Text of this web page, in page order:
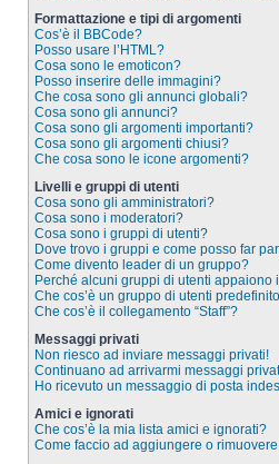
Formattazione e tipi di argomenti
Cos’è il BBCode?
Posso usare l’HTML?
Cosa sono le emoticon?
Posso inserire delle immagini?
Che cosa sono gli annunci globali?
Cosa sono gli annunci?
Cosa sono gli argomenti importanti?
Cosa sono gli argomenti chiusi?
Che cosa sono le icone argomenti?
Livelli e gruppi di utenti
Cosa sono gli amministratori?
Cosa sono i moderatori?
Cosa sono i gruppi di utenti?
Dove trovo i gruppi e come posso far
Come divento leader di un gruppo?
Perché alcuni gruppi di utenti appaiono
Che cos’è un gruppo di utenti
Che cos’è il collegamento “Staff”?
Messaggi privati
Non riesco ad inviare messaggi privati!
Continuano ad arrivarmi messaggi
Ho ricevuto un messaggio di posta
Amici e ignorati
Che cos’è la mia lista amici e ignorati?
Come faccio ad aggiungere o